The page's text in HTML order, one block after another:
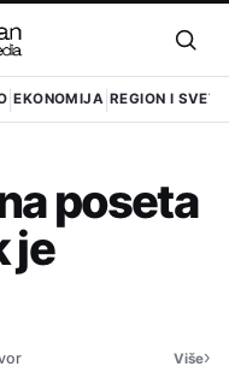
EKONOMIJA REGION I SVET
poseta
je
Više›